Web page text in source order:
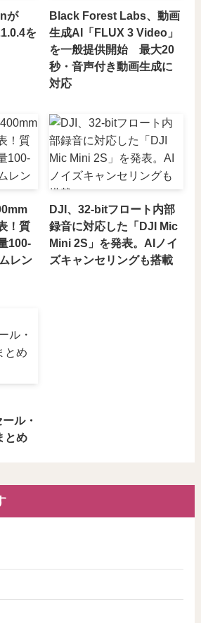
が
を
Black Forest Labs、動画
生成AI「FLUX 3 Video」
を一般提供開始 最大20
秒・音声付き動画生成に
対応
！質
100-
レン
DJI、32-bitフロート内部
録音に対応した「DJI Mic
Mini 2S」を発表。AIノイ
ズキャンセリングも搭載
ル・
とめ